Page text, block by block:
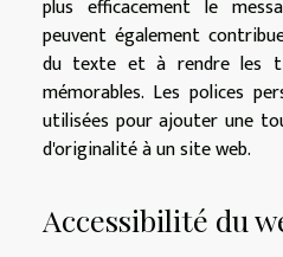
plus efficacement le
peuvent également
du texte et à rendre les
mémorables. Les polices
utilisées pour ajouter une
d'originalité à un site web.
Accessibilité du